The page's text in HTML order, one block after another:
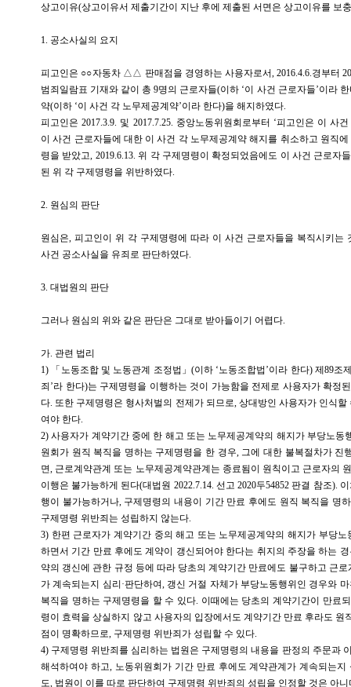
상고이유(상고이유서 제출기간이 지난 후에 제출된 서면은 상고이유를 보
1. 공소사실의 요지
피고인은 ○○자동차 △△ 판매점을 경영하는 사용자로서, 2016.4.6.경부터
범죄일람표 기재와 같이 총 9명의 근로자들(이하 ‘이 사건 근로자들’이라
약(이하 ‘이 사건 각 노무제공계약’이라 한다)을 해지하였다.
피고인은 2017.3.9. 및 2017.7.25. 중앙노동위원회로부터 ‘피고인은 이 사
이 사건 근로자들에 대한 이 사건 각 노무제공계약 해지를 취소하고 원직
령을 받았고, 2019.6.13. 위 각 구제명령이 확정되었음에도 이 사건 근로자
된 위 각 구제명령을 위반하였다.
2. 원심의 판단
원심은, 피고인이 위 각 구제명령에 따라 이 사건 근로자들을 복직시키는
사건 공소사실을 유죄로 판단하였다.
3. 대법원의 판단
그러나 원심의 위와 같은 판단은 그대로 받아들이기 어렵다.
가. 관련 법리
1) 「노동조합 및 노동관계 조정법」(이하 ‘노동조합법’이라 한다) 제89조
죄’라 한다)는 구제명령을 이행하는 것이 가능함을 전제로 사용자가 확정
다. 또한 구제명령은 형사처벌의 전제가 되므로, 상대방인 사용자가 인식
여야 한다.
2) 사용자가 계약기간 중에 한 해고 또는 노무제공계약의 해지가 부당노동
원회가 원직 복직을 명하는 구제명령을 한 경우, 그에 대한 불복절차가 진
면, 근로계약관계 또는 노무제공계약관계는 종료됨이 원칙이고 근로자의
이행은 불가능하게 된다(대법원 2022.7.14. 선고 2020두54852 판결 참조).
행이 불가능하거나, 구제명령의 내용이 기간 만료 후에도 원직 복직을 명
구제명령 위반죄는 성립하지 않는다.
3) 한편 근로자가 계약기간 중의 해고 또는 노무제공계약의 해지가 부당
하면서 기간 만료 후에도 계약이 갱신되어야 한다는 취지의 주장을 하는
약의 갱신에 관한 규정 등에 따라 당초의 계약기간 만료에도 불구하고 근
가 계속되는지 심리·판단하여, 갱신 거절 자체가 부당노동행위인 경우와
복직을 명하는 구제명령을 할 수 있다. 이때에는 당초의 계약기간이 만료
령이 효력을 상실하지 않고 사용자의 입장에서도 계약기간 만료 후라도 원
점이 명확하므로, 구제명령 위반죄가 성립할 수 있다.
4) 구제명령 위반죄를 심리하는 법원은 구제명령의 내용을 판정의 주문과
해석하여야 하고, 노동위원회가 기간 만료 후에도 계약관계가 계속되는지
도, 법원이 이를 따로 판단하여 구제명령 위반죄의 성립을 인정할 것은 아니